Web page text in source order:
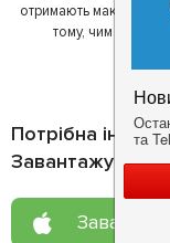
отримають максимум
тому, чим він
Потрібна
Завантажуйте